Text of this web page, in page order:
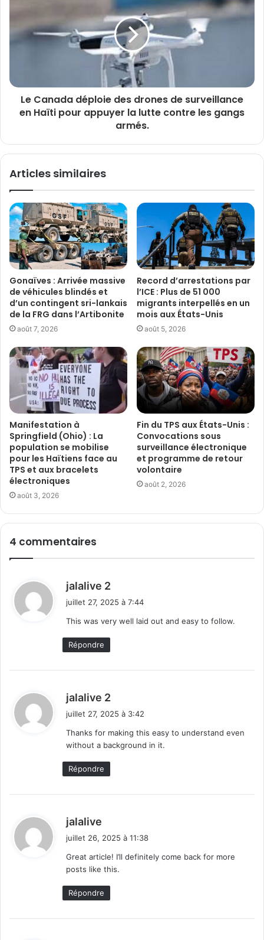
Le Canada déploie des drones de surveillance
en Haïti pour appuyer la lutte contre les gangs
armés.
Articles similaires
Gonaïves : Arrivée massive
de véhicules blindés et
d’un contingent sri-lankais
de la FRG dans l’Artibonite
août 7, 2026
Record d’arrestations par
l’ICE : Plus de 51 000
migrants interpellés en un
mois aux États-Unis
août 5, 2026
Manifestation à
Springfield (Ohio) : La
population se mobilise
pour les Haïtiens face au
TPS et aux bracelets
électroniques
août 3, 2026
Fin du TPS aux États-Unis :
Convocations sous
surveillance électronique
et programme de retour
volontaire
août 2, 2026
4 commentaires
jalalive 2
juillet 27, 2025 à 7:44
This was very well laid out and easy to follow.
Répondre
jalalive 2
:
juillet 27, 2025 à 3:42
Thanks for making this easy to understand even
without a background in it.
Répondre
jalalive
juillet 26, 2025 à 11:38
Great article! I’ll definitely come back for more
posts like this.
Répondre